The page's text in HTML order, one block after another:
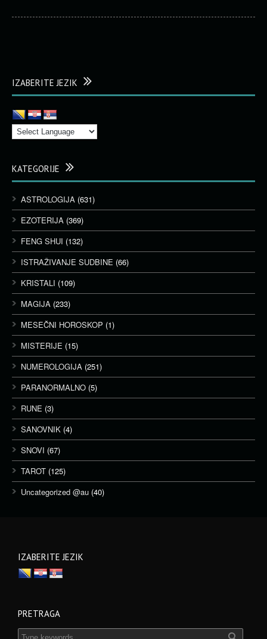
IZABERITE JEZIK
KATEGORIJE
ASTROLOGIJA (631)
EZOTERIJA (369)
FENG SHUI (132)
ISTRAŽIVANJE SUDBINE (66)
KRISTALI (109)
MAGIJA (233)
MESEČNI HOROSKOP (1)
MISTERIJE (15)
NUMEROLOGIJA (251)
PARANORMALNO (5)
RUNE (3)
SANOVNIK (4)
SNOVI (67)
TAROT (125)
Uncategorized @au (40)
IZABERITE JEZIK
PRETRAGA